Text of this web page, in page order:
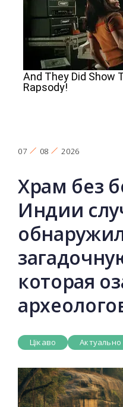
07 08 2026
Храм без
Индии
которая
Цікаво Актуально